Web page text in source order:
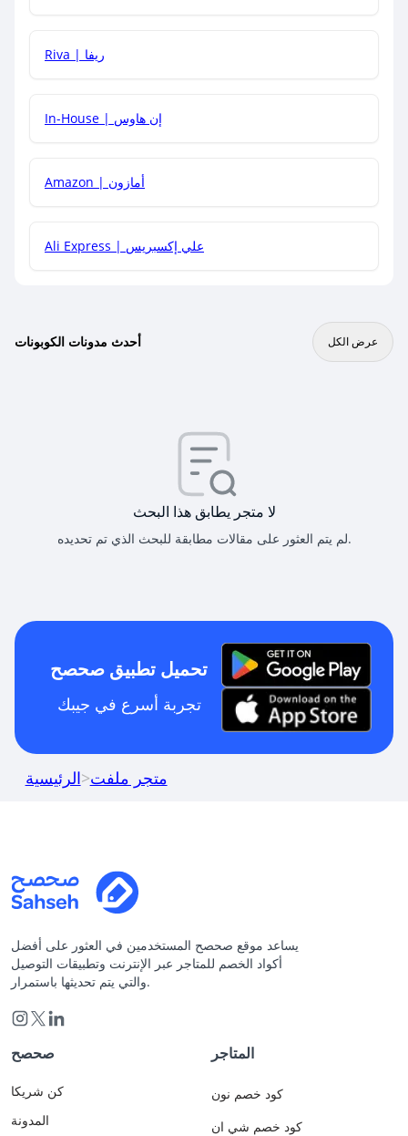
هل يمكنني جمع كود خصم مع العروض الأخرى؟
Riva | ريفا
In-House | إن هاوس
Amazon | أمازون
Ali Express | علي إكسبريس
أحدث مدونات الكوبونات عرض الكل
لا متجر يطابق هذا البحث
لم يتم العثور على مقالات مطابقة للبحث الذي تم تحديده.
تحميل تطبيق صحصح
تجربة أسرع في جيبك
الرئيسية>متجر ملفت
يساعد موقع صحصح المستخدمين في العثور على أفضل
أكواد الخصم للمتاجر عبر الإنترنت وتطبيقات التوصيل
والتي يتم تحديثها باستمرار.
صحصح
كن شريكا
المدونة
المتاجر
كود خصم نون
كود خصم شي ان